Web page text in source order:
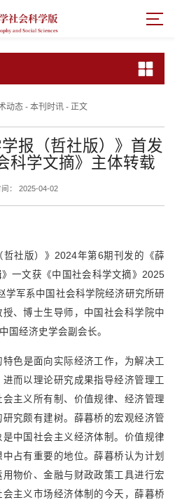
动态- 本刊时讯- 正文
报（哲社版）》首发
科学文摘》主体转载
间： 2025-04-02
社版）》 2024年第6期刊发的 《薛
一文获《中国社会科学文摘》 2025
学军系中国社会科学院经济研究所研
、博士生导师，中国社会科学院中
国经济史学会副会长。
色是面向实际经济工作，为解决工
而以理论研究成果指导经济管理工
主义所有制、价值规律、经济管理
究颇有建树。薛暮桥的宏观经济管
中国社会主义经济体制。价值规律
占有重要的地位。薛暮桥认为计划
物价、金融与财政政策工具进行宏
主义市场经济体制的今天，薛暮桥